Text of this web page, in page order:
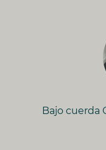
Bajo cuerda